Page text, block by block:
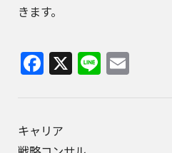
きます。
Facebook
X Line
キャリア